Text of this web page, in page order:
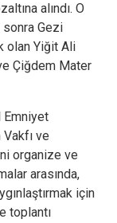
alındı. O
sonra Gezi
olan Yiğit Ali
Çiğdem Mater
Emniyet
Vakfı ve
organize ve
arasında,
için
toplantı